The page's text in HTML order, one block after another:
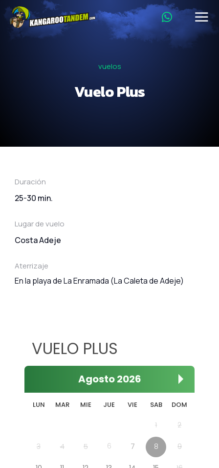
vuelos
Vuelo Plus
Duración
25-30 min.
Lugar de vuelo
Costa Adeje
Aterrizaje
En la playa de La Enramada (La Caleta de Adeje)